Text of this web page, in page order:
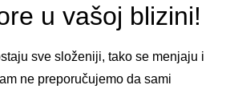
u vašoj blizini!
sve složeniji, tako se menjaju i
ne preporučujemo da sami